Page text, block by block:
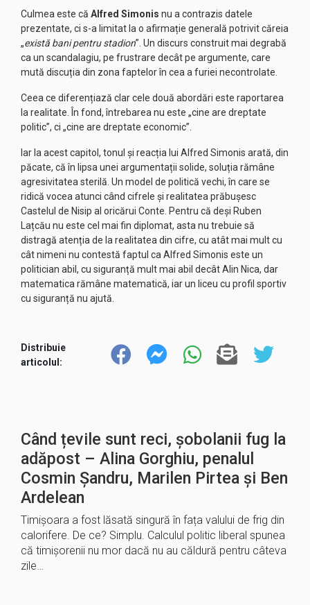
Culmea este că Alfred Simonis nu a contrazis datele
prezentate, ci s-a limitat la o afirmație generală potrivit căreia
„există bani pentru stadion”. Un discurs construit mai degrabă
ca un scandalagiu, pe frustrare decât pe argumente, care
mută discuția din zona faptelor în cea a furiei necontrolate.
Ceea ce diferențiază clar cele două abordări este raportarea
la realitate. În fond, întrebarea nu este „cine are dreptate
politic”, ci „cine are dreptate economic”.
Iar la acest capitol, tonul și reacția lui Alfred Simonis arată, din
păcate, că în lipsa unei argumentații solide, soluția rămâne
agresivitatea sterilă. Un model de politică vechi, în care se
ridică vocea atunci când cifrele și realitatea prăbușesc
Castelul de Nisip al oricărui Conte. Pentru că deși Ruben
Lațcău nu este cel mai fin diplomat, asta nu trebuie să
distragă atenția de la realitatea din cifre, cu atât mai mult cu
cât nimeni nu contestă faptul ca Alfred Simonis este un
politician abil, cu siguranță mult mai abil decât Alin Nica, dar
matematica rămâne matematică, iar un liceu cu profil sportiv
cu siguranță nu ajută.
Distribuie
articolul:
Când țevile sunt reci, șobolanii fug la
adăpost – Alina Gorghiu, penalul
Cosmin Șandru, Marilen Pirtea și Ben
Ardelean
Timișoara a fost lăsată singură în fața valului de frig din
calorifere. De ce? Simplu. Calculul politic liberal spunea
că timișorenii nu mor dacă nu au căldură pentru câteva
zile…